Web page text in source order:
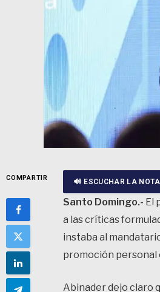
COMPARTIR 🔊 ESCUCHAR LA NOTA
Santo Domingo.- El
a las críticas
instaba al
promoción personal
Abinader dejo claro